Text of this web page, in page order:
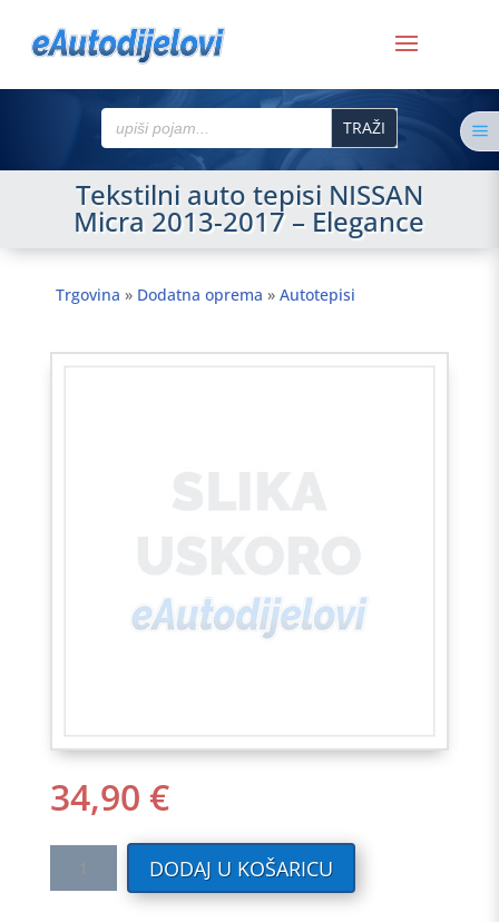
Search
for:
Tekstilni auto tepisi NISSAN
Micra 2013-2017 – Elegance
Trgovina » Dodatna oprema » Autotepisi
34,90 €
DODAJ U KOŠARICU
a